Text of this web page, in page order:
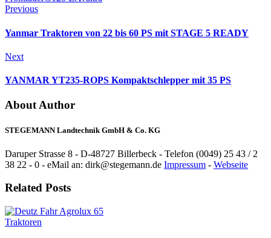
Previous
Yanmar Traktoren von 22 bis 60 PS mit STAGE 5 READY
Next
YANMAR YT235-ROPS Kompaktschlepper mit 35 PS
About Author
STEGEMANN Landtechnik GmbH & Co. KG
Daruper Strasse 8 - D-48727 Billerbeck - Telefon (0049) 25 43 / 2
38 22 - 0 - eMail an: dirk@stegemann.de Impressum - Webseite
Related Posts
Traktoren